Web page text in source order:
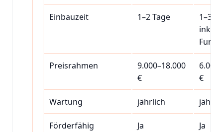
Einbauzeit 1–2 Tage
1–3
inkl.
Preisrahmen
9.000–18.000
€
€
Wartung jährlich
Förderfähig
Ja
Ja